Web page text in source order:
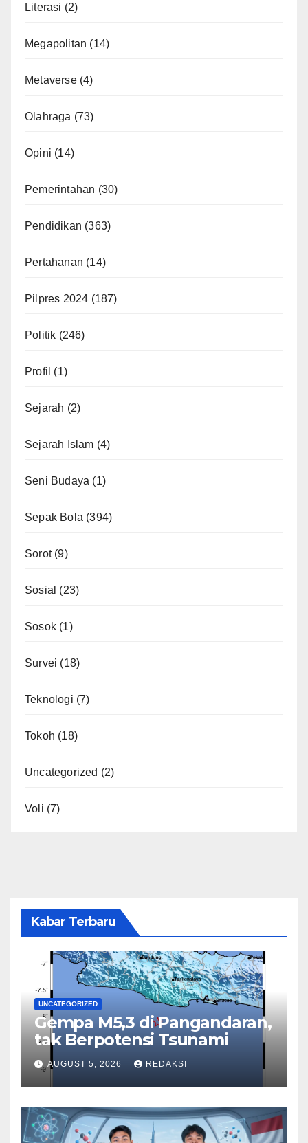
Literasi (2)
Megapolitan (14)
Metaverse(4)
Olahraga (73)
Opini (14)
Pemerintahan (30)
Pendidikan (363)
Pertahanan (14)
Pilpres 2024 (187)
Politik (246)
Profil (1)
Sejarah (2)
Sejarah Islam (4)
Seni Budaya (1)
Sepak Bola (394)
Sorot(9)
Sosial (23)
Sosok (1)
Survei (18)
Teknologi (7)
Tokoh (18)
Uncategorized (2)
Voli (7)
Kabar Terbaru
UNCATEGORIZED
Gempa M5,3 di Pangandaran,
tak Berpotensi Tsunami
AUGUST 5, 2026 REDAKSI